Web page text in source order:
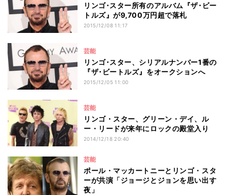
リンゴ･スター所有のアルバム『ザ･ビー
トルズ』が9,700万円超で落札
2015/12/08 11:17
芸能
リンゴ･スター、シリアルナンバー1番の
『ザ･ビートルズ』をオークションへ
2015/12/05 11:00
芸能
リンゴ・スター、グリーン・デイ、ル
ー・リードが来年にロックの殿堂入り
2014/12/18 20:40
芸能
ポール・マッカートニーとリンゴ・スタ
ーが共演「ジョージとジョンを思い出す
夜」